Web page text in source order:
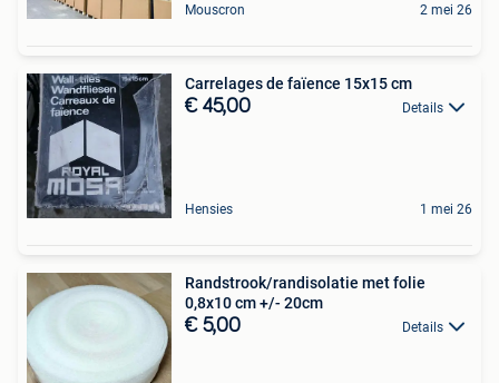
Mouscron 2 mei 26
Carrelages de faïence 15x15 cm
€ 45,00 Details
Hensies 1 mei 26
Randstrook/randisolatie met folie
0,8x10 cm +/- 20cm
€ 5,00 Details